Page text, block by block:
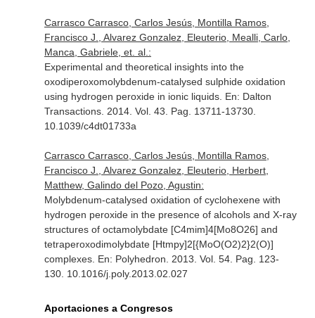
Carrasco Carrasco, Carlos Jesús, Montilla Ramos,
Francisco J., Alvarez Gonzalez, Eleuterio, Mealli, Carlo,
Manca, Gabriele, et. al.:
Experimental and theoretical insights into the
oxodiperoxomolybdenum-catalysed sulphide oxidation
using hydrogen peroxide in ionic liquids. En: Dalton
Transactions. 2014. Vol. 43. Pag. 13711-13730.
10.1039/c4dt01733a
Carrasco Carrasco, Carlos Jesús, Montilla Ramos,
Francisco J., Alvarez Gonzalez, Eleuterio, Herbert,
Matthew, Galindo del Pozo, Agustin:
Molybdenum-catalysed oxidation of cyclohexene with
hydrogen peroxide in the presence of alcohols and X-ray
structures of octamolybdate [C4mim]4[Mo8O26] and
tetraperoxodimolybdate [Htmpy]2[{MoO(O2)2}2(O)]
complexes. En: Polyhedron . 2013. Vol. 54. Pag. 123-
130. 10.1016/j.poly.2013.02.027
Aportaciones a Congresos